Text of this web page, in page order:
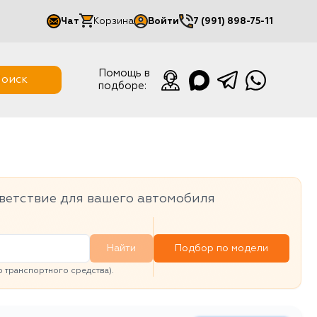
Чат Корзина Войти
Мой кабинет
7 (991) 898-75-11
Помощь в
подборе:
для вашего автомобиля
Найти
средства).
Подбор по модели